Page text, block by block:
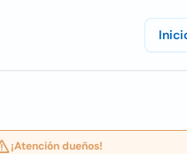
¡Atención dueños!